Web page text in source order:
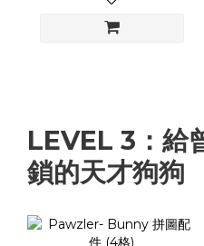
LEVEL 3：給
鎖的天才狗狗